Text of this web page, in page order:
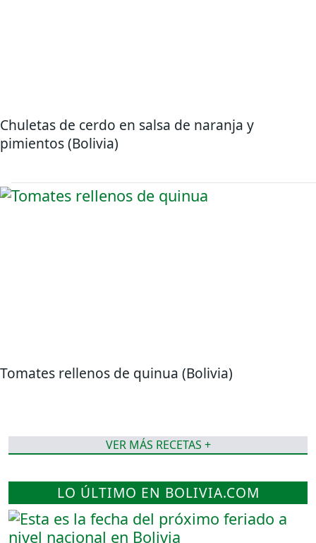
Chuletas de cerdo en salsa de naranja y
pimientos (Bolivia)
Tomates rellenos de quinua (Bolivia)
VER MÁS RECETAS +
LO ÚLTIMO EN BOLIVIA.COM